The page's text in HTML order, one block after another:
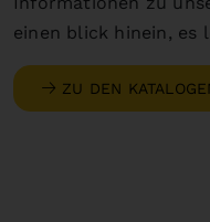
einen blick hinein, es
ZU DEN